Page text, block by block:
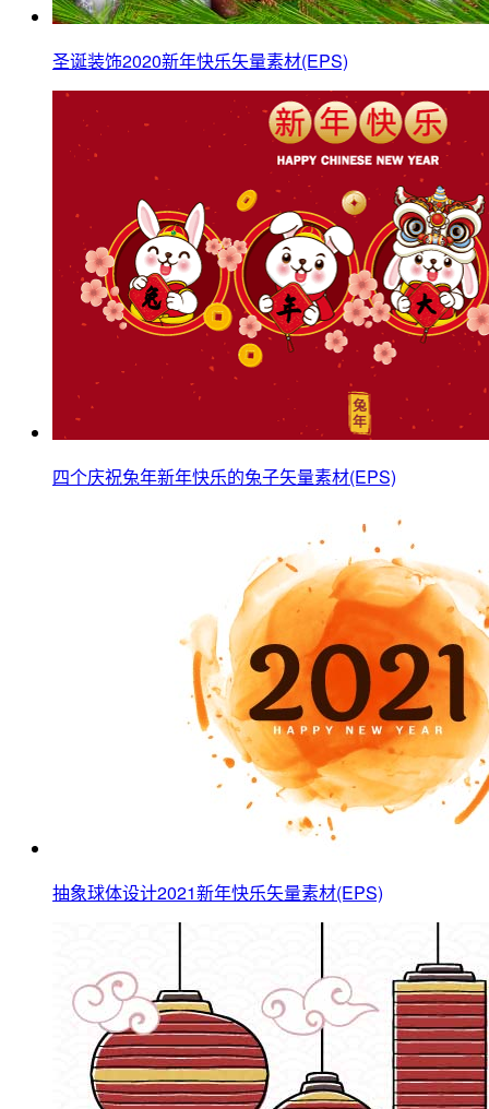
圣诞装饰2020新年快乐矢量素材(EPS)
四个庆祝兔年新年快乐的兔子矢量素材(EPS)
抽象球体设计2021新年快乐矢量素材(EPS)